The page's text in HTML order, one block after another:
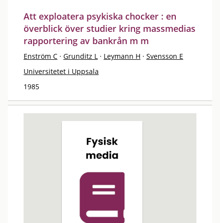
Att exploatera psykiska chocker : en
överblick över studier kring massmedias
rapportering av bankrån m m
Enström C · Grunditz L · Leymann H · Svensson E
Universitetet i Uppsala
1985